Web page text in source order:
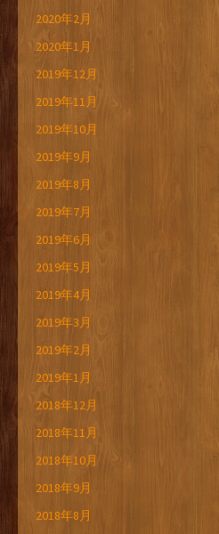
2020年2月
2020年1月
2019年12月
2019年11月
2019年10月
2019年9月
2019年8月
2019年7月
2019年6月
2019年5月
2019年4月
2019年3月
2019年2月
2019年1月
2018年12月
2018年11月
2018年10月
2018年9月
2018年8月